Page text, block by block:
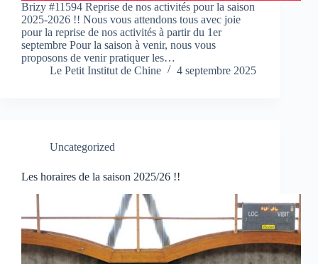
Brizy #11594 Reprise de nos activités pour la saison
2025-2026 !! Nous vous attendons tous avec joie
pour la reprise de nos activités à partir du 1er
septembre Pour la saison à venir, nous vous
proposons de venir pratiquer les…
Le Petit Institut de Chine
4 septembre 2025
Uncategorized
Les horaires de la saison 2025/26 !!